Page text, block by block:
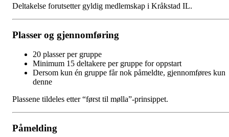
Deltakelse forutsetter gyldig medlemskap i Kråkstad IL.
Plasser og gjennomføring
20 plasser per gruppe
Minimum 15 deltakere per gruppe for oppstart
Dersom kun én gruppe får nok påmeldte, gjennomføres kun
denne
Plassene tildeles etter “først til mølla”-prinsippet.
Påmelding